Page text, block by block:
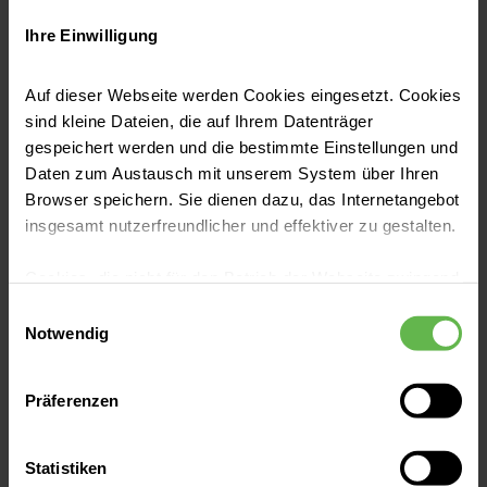
Ihre Einwilligung
Auf dieser Webseite werden Cookies eingesetzt. Cookies
sind kleine Dateien, die auf Ihrem Datenträger
gespeichert werden und die bestimmte Einstellungen und
Daten zum Austausch mit unserem System über Ihren
Browser speichern. Sie dienen dazu, das Internetangebot
insgesamt nutzerfreundlicher und effektiver zu gestalten.
eingesetzt werden.
Es steht Ihnen frei, unsere Seite mit nur den notwendigen
Cookies zu benutzen, eine individuelle Auswahl
oder durch Auswahl von „Alle Cookies akzeptieren“ in die
Notwendig
Präferenzen
Statistiken
Aorten-Netzwerk Helios Süd
Durch die überregionale
Zusammenarbeit mit regelmäßigen
Therapie bei Aneurysmen. Bei
hochkomplexen Erkrankungen können
unseres Netzwerkes vertrauen.